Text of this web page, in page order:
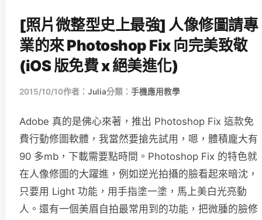
[照片微整型史上最強] 人像修圖請專
業的來 Photoshop Fix 向完美致敬
(iOS 版免費 x 絕美進化)
2015/10/10作者： Julia分類： 手機應用教學
Adobe 真的是佛心來著，推出 Photoshop Fix 這款免
費行動修圖軟體，我當然要搶先試用，嗯，體積龐大有
90 多mb，下載需要點時間。Photoshop Fix 的特色就
在人像修圖的大躍進，例如逆光拍攝的臉看起來暗沈，
只要用 Light 功能，用手指塗一塗，馬上美白光亮動
人。還有一個美眉自拍最常用到的功能，把微腫的臉修